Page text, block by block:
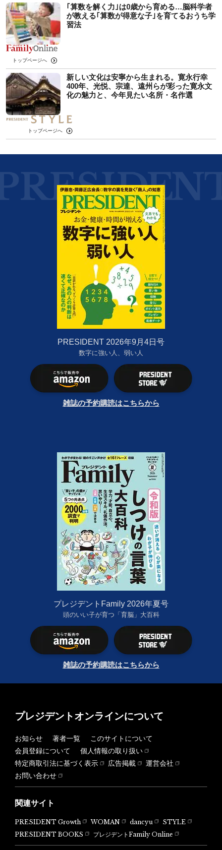
｢算数を解く力｣は0歳から育める…脳科学者
が教える｢算数が得意な子｣を育てるおうち学
習法
トップページへ
新しい文化は安寧から生まれる。寛永行幸
400年、光悦、宗達、遠州らが彩った寛永文
化の魅力と、今年見たい名所・名作選
トップページへ
PRESIDENT 2026年9月4日号
数字に強い人、弱い人
雑誌の予約購読はこちらから
プレジデントFamily 2026年夏号
頭のいい子が育つ「育脳」大百科
雑誌の予約購読はこちらから
プレジデントオンラインについて
お知らせ 著者一覧
このサイトについて
会員登録について
個人情報の取り扱い
特定商取引法に基づく表示
広告掲載
運営会社
お問い合わせ
関連サイト
PRESIDENT Growth WOMAN dancyu
STYLE
PRESIDENT BOOKS
プレジデントFamily Online